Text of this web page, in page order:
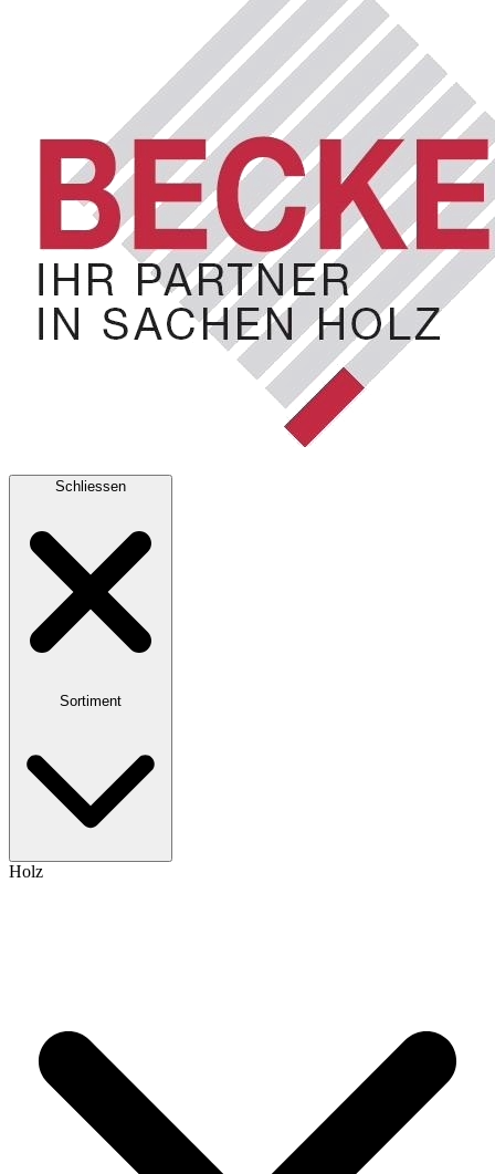
Schliessen
Sortiment
Holz